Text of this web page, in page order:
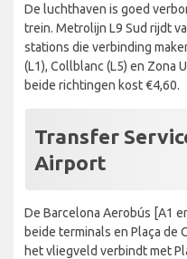
De luchthaven is goed
trein. Metrolijn L9 Sud rijdt
stations die verbinding
(L1), Collblanc (L5) en Zona
beide richtingen kost €4,60.
Transfer
Airport
De Barcelona Aerobús [A1
beide terminals en Plaça de
het vliegveld verbindt met